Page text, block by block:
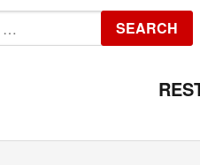
SEARCH